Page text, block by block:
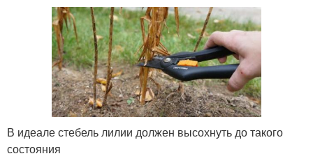
В идеале стебель лилии должен высохнуть до такого
состояния